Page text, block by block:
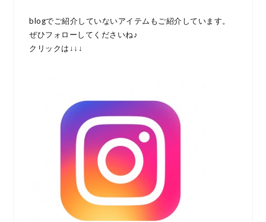
blogでご紹介していないアイテムもご紹介しています。
ぜひフォローしてくださいね♪
クリックは↓↓↓